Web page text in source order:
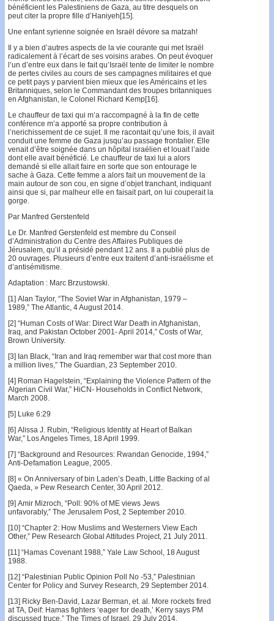
bénéficient les Palestiniens de Gaza, au titre desquels on
peut citer la propre fille d’Haniyeh[15].
Une enfant syrienne soignée en Israël dévore sa matzah!
Il y a bien d’autres aspects de la vie courante qui met Israël
radicalement à l’écart de ses voisins arabes. On peut évoquer
l’un d’entre eux dans le fait qu’Israël tente de limiter le nombre
de pertes civiles au cours de ses campagnes militaires et que
ce petit pays y parvient bien mieux que les Américains et les
Britanniques, selon le Commandant des troupes britanniques
en Afghanistan, le Colonel Richard Kemp[16].
Le chauffeur de taxi qui m’a raccompagné à la fin de cette
conférence m’a apporté sa propre contribution à
l’nerichissement de ce sujet. Il me racontait qu’une fois, il avait
conduit une femme de Gaza jusqu’au passage frontalier. Elle
venait d’être soignée dans un hôpital israélien et louait l’aide
dont elle avait bénéficié. Le chauffeur de taxi lui a alors
demandé si elle allait faire en sorte que son entourage le
sache à Gaza. Cette femme a alors fait un mouvement de la
main autour de son cou, en signe d’objet tranchant, indiquant
ainsi que si, par malheur elle en faisait part, on lui couperait la
gorge.
Par Manfred Gerstenfeld
Le Dr. Manfred Gerstenfeld est membre du Conseil
d’Administration du Centre des Affaires Publiques de
Jérusalem, qu’il a présidé pendant 12 ans. Il a publié plus de
20 ouvrages. Plusieurs d’entre eux traitent d’anti-israélisme et
d’antisémitisme.
Adaptation : Marc Brzustowski.
[1] Alan Taylor, “The Soviet War in Afghanistan, 1979 –
1989,” The Atlantic, 4 August 2014.
[2] “Human Costs of War: Direct War Death in Afghanistan,
Iraq, and Pakistan October 2001- April 2014,” Costs of War,
Brown University.
[3] Ian Black, “Iran and Iraq remember war that cost more than
a million lives,” The Guardian, 23 September 2010.
[4] Roman Hagelstein, “Explaining the Violence Pattern of the
Algerian Civil War,” HiCN- Households in Conflict Network,
March 2008.
[5] Luke 6:29
[6] Alissa J. Rubin, “Religious Identity at Heart of Balkan
War,” Los Angeles Times, 18 April 1999.
[7] “Background and Resources: Rwandan Genocide, 1994,”
Anti-Defamation League, 2005.
[8] « On Anniversary of bin Laden’s Death, Little Backing of al
Qaeda, » Pew Research Center, 30 April 2012.
[9] Amir Mizroch, “Poll: 90% of ME views Jews
unfavorably,” The Jerusalem Post, 2 September 2010.
[10] “Chapter 2: How Muslims and Westerners View Each
Other,” Pew Research Global Attitudes Project, 21 July 2011.
[11] “Hamas Covenant 1988,” Yale Law School, 18 August
1988.
[12] “Palestinian Public Opinion Poll No -53,” Palestinian
Center for Policy and Survey Research, 29 September 2014.
[13] Ricky Ben-David, Lazar Berman, et. al. More rockets fired
at TA, Deif: Hamas fighters ‘eager for death,’ Kerry says PM
discussed truce,” The Times of Israel, 29 July 2014.